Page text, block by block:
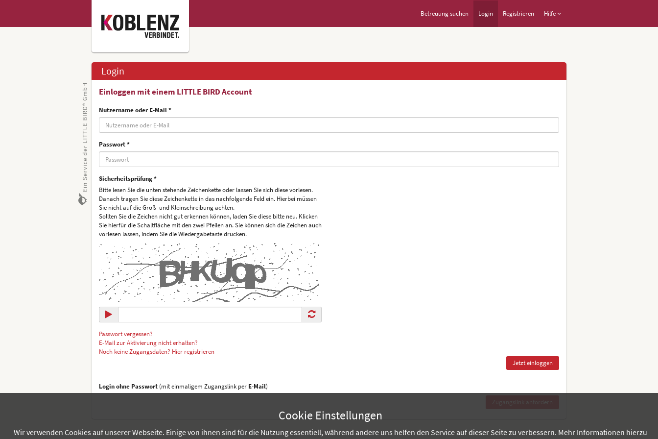
Betreuung suchen Login Registrieren Hilfe
Login
Einloggen mit einem LITTLE BIRD Account
Nutzername oder E-Mail *
Passwort *
Sicherheitsprüfung *
Bitte lesen Sie die unten stehende Zeichenkette oder lassen Sie sich diese vorlesen.
Danach tragen Sie diese Zeichenkette in das nachfolgende Feld ein. Hierbei müssen
Sie nicht auf die Groß- und Kleinschreibung achten.
Sollten Sie die Zeichen nicht gut erkennen können, laden Sie diese bitte neu. Klicken
Sie hierfür die Schaltfläche mit den zwei Pfeilen an. Sie können sich die Zeichen auch
vorlesen lassen, indem Sie die Wiedergabetaste drücken.
Passwort vergessen?
E-Mail zur Aktivierung nicht erhalten?
Noch keine Zugangsdaten? Hier registrieren
Login ohne Passwort (mit einmaligem Zugangslink per E-Mail)
Cookie Einstellungen
Wir verwenden Cookies auf unserer Webseite. Einige von ihnen sind für die Nutzung essentiell, während andere uns helfen den Service auf dieser Seite zu verbessern. Mehr Informationen hierzu